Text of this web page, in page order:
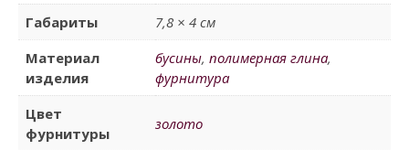
Габариты
7,8 × 4 см
Материал
изделия
бусины, полимерная глина,
фурнитура
Цвет
фурнитуры
золото